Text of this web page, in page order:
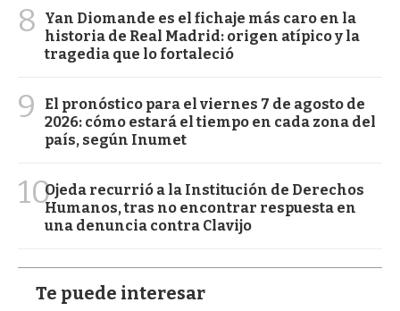
8
Yan Diomande es el fichaje más caro en la
historia de Real Madrid: origen atípico y la
tragedia que lo fortaleció
9
El pronóstico para el viernes 7 de agosto de
2026: cómo estará el tiempo en cada zona del
país, según Inumet
10Ojeda recurrió a la Institución de Derechos
Humanos, tras no encontrar respuesta en
una denuncia contra Clavijo
Te puede interesar